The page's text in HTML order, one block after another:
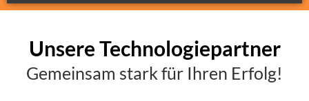
Unsere Technologiepartner
Gemeinsam stark für Ihren Erfolg!